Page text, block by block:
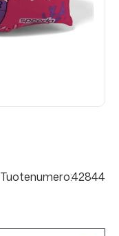
Tuotenumero:42844